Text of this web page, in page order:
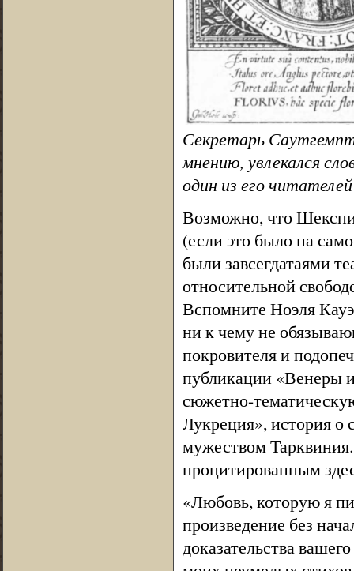
Секретарь
мнению, увлекался
один из его читателей
Возможно, что
(если это было на
были завсегдатаями
относительной
Вспомните Ноэля
ни к чему не
покровителя и
публикации «Венеры
сюжетно-
Лукреция», история о
мужеством
процитированным
«Любовь, которую я
произведение без
доказательства